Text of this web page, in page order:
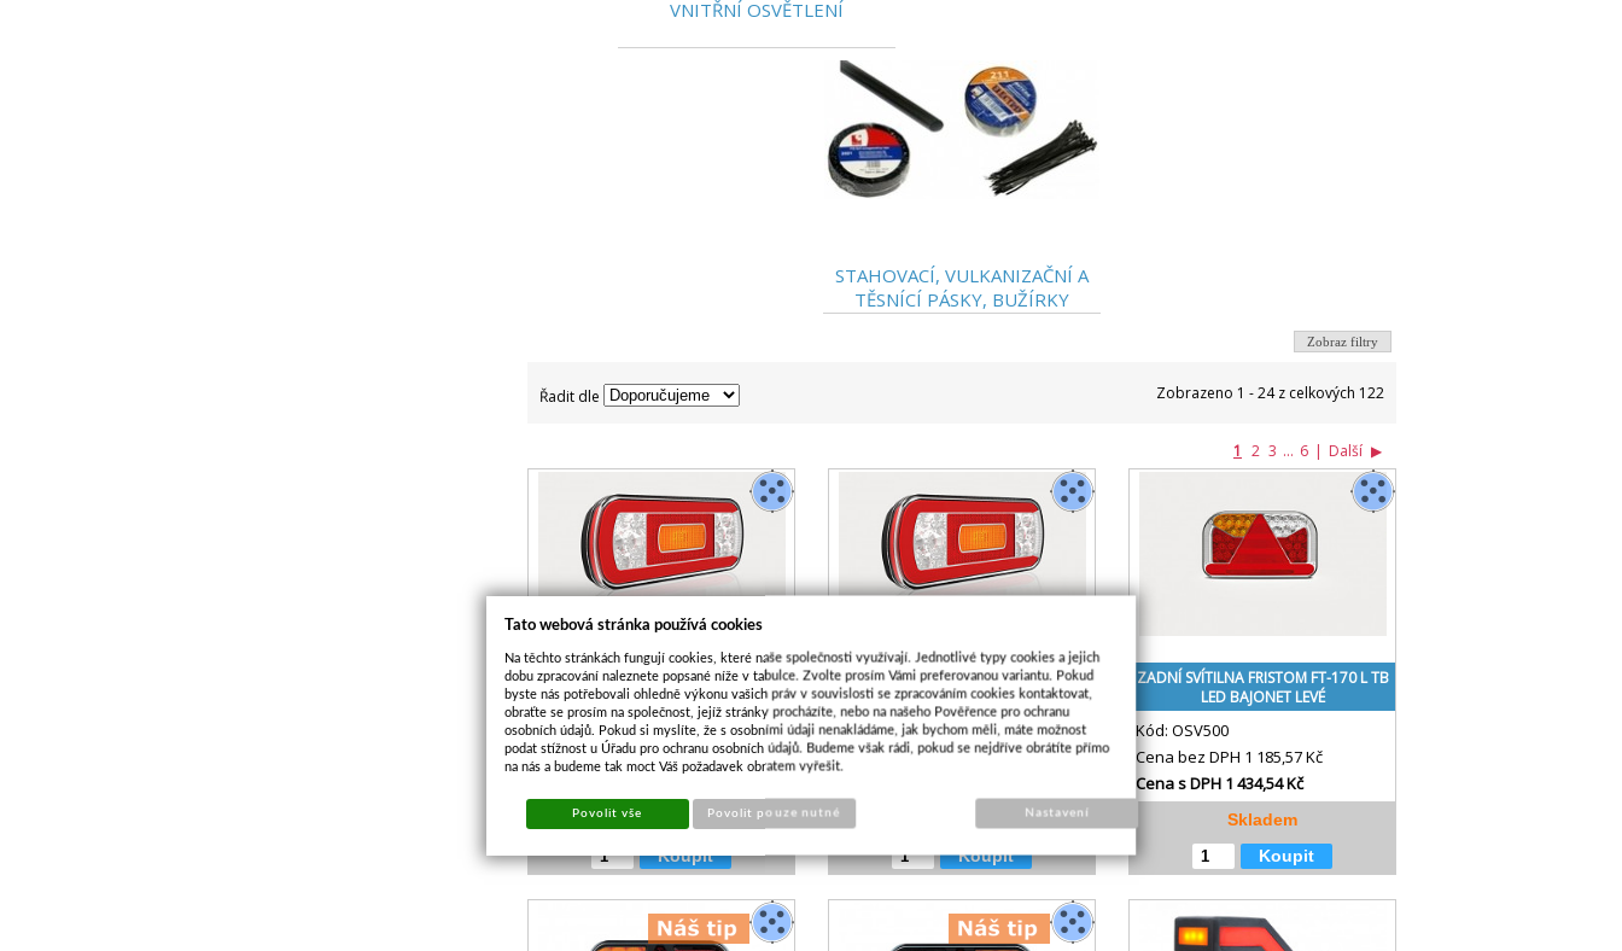
VNITŘNÍ OSVĚTLENÍ
STAHOVACÍ, VULKANIZAČNÍ A
TĚSNÍCÍ PÁSKY, BUŽÍRKY
Zobraz filtry
Řadit dle Zobrazeno 1 - 24 z celkových 122
1 2 3 ... 6 | Další ▶
ZADNÍ SVÍTILNA FRISTOM FT-130 COF
LED BAJONET PRAVÁ OSV SPZ
Kód:OSV527
Cena bez DPH912,37 Kč
Skladem
Koupit
ZADNÍ SVÍTILNA FRISTOM FT-130 PM
LED BAJONET LEVÁ OSV SPZ
Kód:OSV502
Cena bez DPH912,37 Kč
Koupit
ZADNÍ SVÍTILNA FRISTOM FT-170 L TB
LED BAJONET LEVÉ
Kód: OSV500
Cena bez DPH 1 185,57 Kč
Cena s DPH 1 434,54 Kč
Skladem
Koupit
Tato webová stránka používá cookies
Na těchto stránkách fungují cookies, které naše společnosti využívají. Jednotlivé typy cookies a jejich
dobu zpracování naleznete popsané níže v tabulce. Zvolte prosím Vámi preferovanou variantu. Pokud
byste nás potřebovali ohledně výkonu vašich práv v souvislosti se zpracováním cookies kontaktovat,
obraťte se prosím na společnost, jejíž stránky procházíte, nebo na našeho Pověřence pro ochranu
osobních údajů. Pokud si myslíte, že s osobními údaji nenakládáme, jak bychom měli, máte možnost
podat stížnost u Úřadu pro ochranu osobních údajů. Budeme však rádi, pokud se nejdříve obrátíte přímo
na nás a budeme tak moct Váš požadavek obratem vyřešit.
Povolit vše Povolit pouze nutné Nastavení